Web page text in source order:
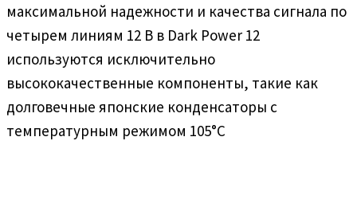
максимальной надежности и качества сигнала по
четырем линиям 12 В в Dark Power 12
используются исключительно
высококачественные компоненты, такие как
долговечные японские конденсаторы с
температурным режимом 105°C